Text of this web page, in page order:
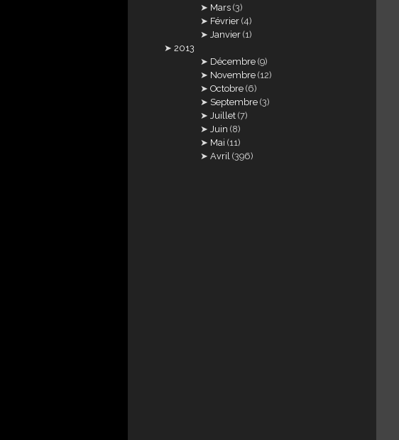
Mars (3)
Février (4)
Janvier (1)
2013
Décembre (9)
Novembre (12)
Octobre (6)
Septembre (3)
Juillet (7)
Juin (8)
Mai (11)
Avril (396)